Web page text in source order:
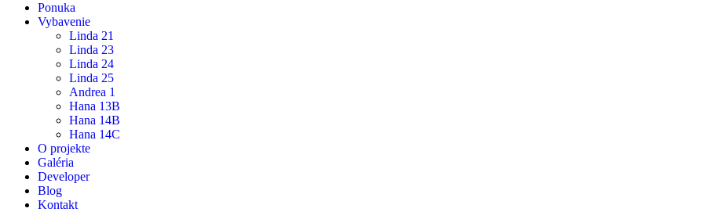
Ponuka
Vybavenie
Linda 21
Linda 23
Linda 24
Linda 25
Andrea 1
Hana 13B
Hana 14B
Hana 14C
O projekte
Galéria
Developer
Blog
Kontakt